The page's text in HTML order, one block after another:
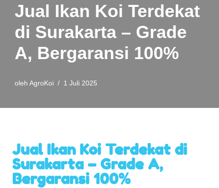
Jual Ikan Koi Terdekat
di Surakarta – Grade
A, Bergaransi 100%
oleh AgroKoi 1 Juli 2025
Jual Ikan Koi Terdekat di
Surakarta – Grade A,
Bergaransi 100%